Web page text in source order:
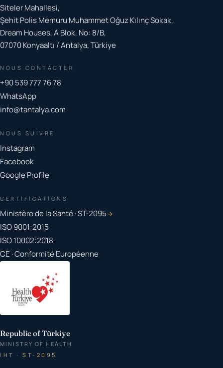
Siteler Mahallesi,
Şehit Polis Memuru Muhammet Oğuz Kılınç Sokak,
Dream Houses, A Blok, No: 8/B,
07070 Konyaaltı / Antalya, Türkiye
NOUS CONTACTER
+90 539 777 76 78
WhatsApp
info@tantalya.com
NOUS SUIVRE
Instagram
Facebook
Google Profile
CERTIFICATIONS
Ministère de la Santé · ST-2095→
ISO 9001:2015
ISO 10002:2018
CE · Conformité Européenne
Republic of Türkiye
MINISTRY OF HEALTH
IHT · ST-2095